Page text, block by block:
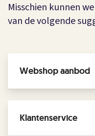
Misschien kunnen
van de volgende
Webshop aanbod
Klantenservice